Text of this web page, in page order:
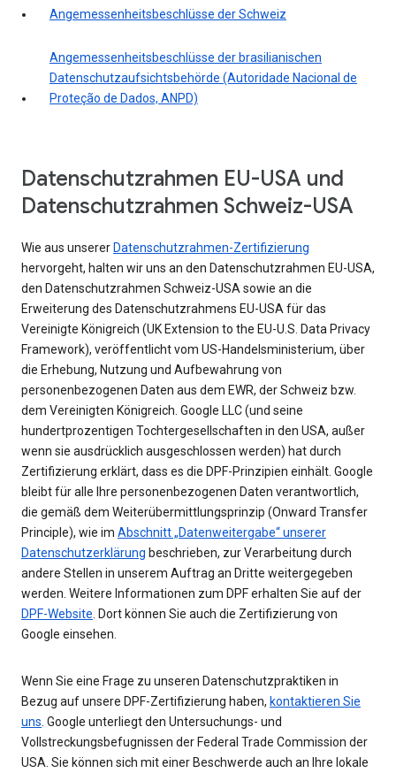
Angemessenheitsbeschlüsse der Schweiz
Angemessenheitsbeschlüsse der brasilianischen
Datenschutzaufsichtsbehörde (Autoridade Nacional de
Proteção de Dados, ANPD)
Datenschutzrahmen EU-USA und
Datenschutzrahmen Schweiz-USA
Wie aus unserer Datenschutzrahmen-Zertifizierung
hervorgeht, halten wir uns an den Datenschutzrahmen EU-USA,
den Datenschutzrahmen Schweiz-USA sowie an die
Erweiterung des Datenschutzrahmens EU-USA für das
Vereinigte Königreich (UK Extension to the EU-U.S. Data Privacy
Framework), veröffentlicht vom US-Handelsministerium, über
die Erhebung, Nutzung und Aufbewahrung von
personenbezogenen Daten aus dem EWR, der Schweiz bzw.
dem Vereinigten Königreich. Google LLC (und seine
hundertprozentigen Tochtergesellschaften in den USA, außer
wenn sie ausdrücklich ausgeschlossen werden) hat durch
Zertifizierung erklärt, dass es die DPF-Prinzipien einhält. Google
bleibt für alle Ihre personenbezogenen Daten verantwortlich,
die gemäß dem Weiterübermittlungsprinzip (Onward Transfer
Principle), wie im Abschnitt „Datenweitergabe“ unserer
Datenschutzerklärung beschrieben, zur Verarbeitung durch
andere Stellen in unserem Auftrag an Dritte weitergegeben
werden. Weitere Informationen zum DPF erhalten Sie auf der
DPF-Website. Dort können Sie auch die Zertifizierung von
Google einsehen.
Wenn Sie eine Frage zu unseren Datenschutzpraktiken in
Bezug auf unsere DPF-Zertifizierung haben, kontaktieren Sie
uns. Google unterliegt den Untersuchungs- und
Vollstreckungsbefugnissen der Federal Trade Commission der
USA. Sie können sich mit einer Beschwerde auch an Ihre lokale